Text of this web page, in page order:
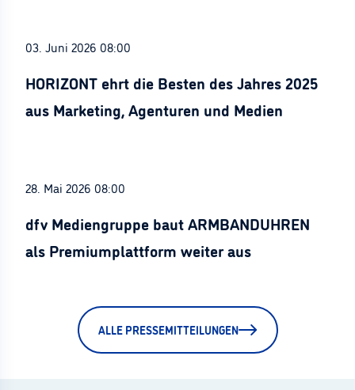
03. Juni 2026 08:00
HORIZONT ehrt die Besten des Jahres 2025
aus Marketing, Agenturen und Medien
28. Mai 2026 08:00
dfv Mediengruppe baut ARMBANDUHREN
als Premiumplattform weiter aus
ALLE PRESSEMITTEILUNGEN